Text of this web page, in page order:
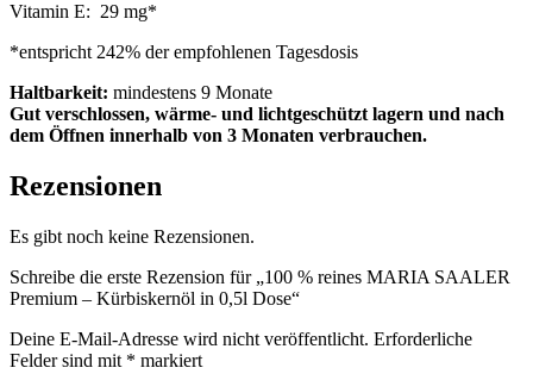
Vitamin E: 29 mg*
*entspricht 242% der empfohlenen Tagesdosis
Haltbarkeit: mindestens 9 Monate
Gut verschlossen, wärme- und lichtgeschützt lagern und nach
dem Öffnen innerhalb von 3 Monaten verbrauchen.
Rezensionen
Es gibt noch keine Rezensionen.
Schreibe die erste Rezension für „100 % reines MARIA SAALER
Premium – Kürbiskernöl in 0,5l Dose“
Deine E-Mail-Adresse wird nicht veröffentlicht. Erforderliche
Felder sind mit * markiert